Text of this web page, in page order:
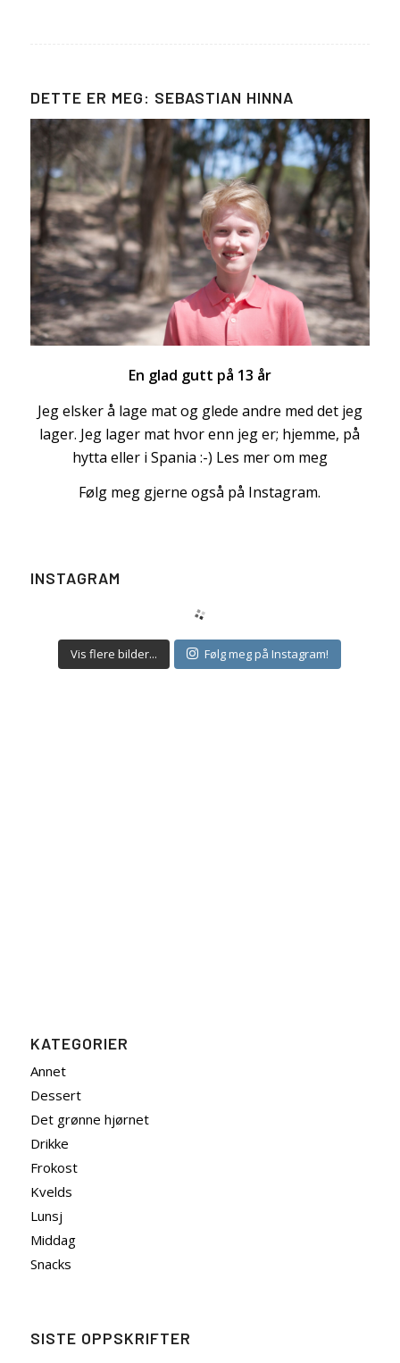
DETTE ER MEG: SEBASTIAN HINNA
En glad gutt på 13 år
Jeg elsker å lage mat og glede andre med det jeg
lager. Jeg lager mat hvor enn jeg er; hjemme, på
hytta eller i Spania :-) Les mer om meg
Følg meg gjerne også på Instagram.
INSTAGRAM
Vis flere bilder... Følg meg på Instagram!
KATEGORIER
Annet
Dessert
Det grønne hjørnet
Drikke
Frokost
Kvelds
Lunsj
Middag
Snacks
SISTE OPPSKRIFTER